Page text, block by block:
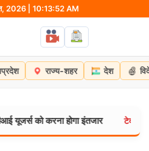
2026 | 10:13:53 AM
राज्य-शहर देश
होगा इंतजार टेक्नोलॉजी: एलन